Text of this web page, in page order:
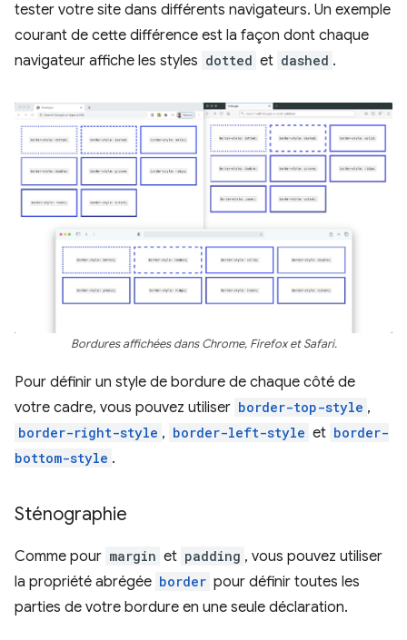
tester votre site dans différents navigateurs. Un exemple
courant de cette différence est la façon dont chaque
navigateur affiche les styles dotted et dashed .
Bordures affichées dans Chrome, Firefox et Safari.
Pour définir un style de bordure de chaque côté de
votre cadre, vous pouvez utiliser border-top-style ,
border-right-style , border-left-style et border-
bottom-style .
Sténographie
Comme pour margin et padding , vous pouvez utiliser
la propriété abrégée border pour définir toutes les
parties de votre bordure en une seule déclaration.